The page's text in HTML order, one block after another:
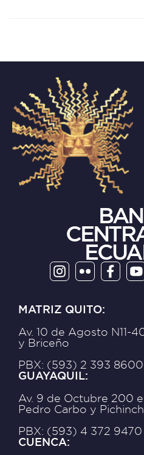
MATRIZ QUITO:
Av. 10 de Agosto N11-
y Briceño
PBX: (593) 2 393 8600
GUAYAQUIL:
Av. 9 de Octubre 200
Pedro Carbo y
PBX: (593) 4 372 9470
CUENCA: